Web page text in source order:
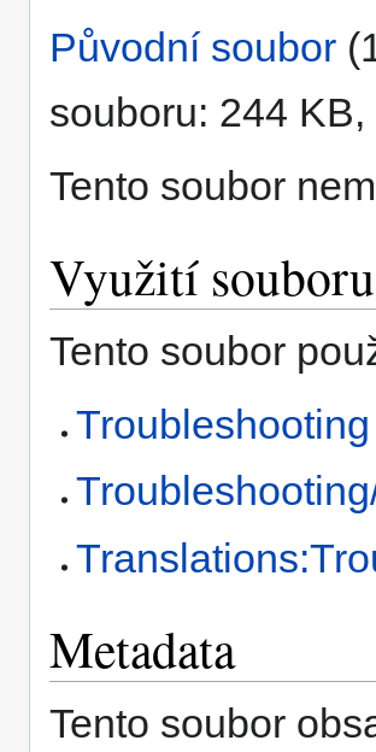
Původní soubor
souboru: 244
Tento soubor
Využití souboru
Tento soubor
Troubleshooting
Metadata
Tento soubor